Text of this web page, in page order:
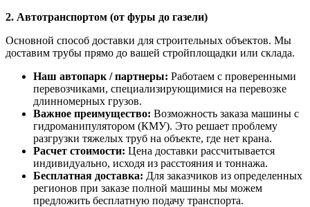
2. Автотранспортом (от фуры до газели)
Основной способ доставки для строительных объектов. Мы
доставим трубы прямо до вашей стройплощадки или склада.
Наш автопарк / партнеры: Работаем с проверенными
перевозчиками, специализирующимися на перевозке
длинномерных грузов.
Важное преимущество: Возможность заказа машины с
гидроманипулятором (КМУ). Это решает проблему
разгрузки тяжелых труб на объекте, где нет крана.
Расчет стоимости: Цена доставки рассчитывается
индивидуально, исходя из расстояния и тоннажа.
Бесплатная доставка: Для заказчиков из определенных
регионов при заказе полной машины мы можем
предложить бесплатную подачу транспорта.